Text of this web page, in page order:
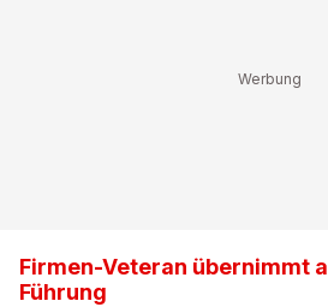
Firmen-Veteran übernimmt
Führung